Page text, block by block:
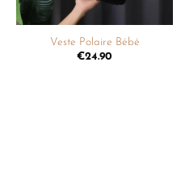
Veste Polaire Bébé
€24.90